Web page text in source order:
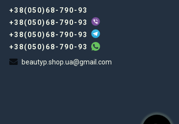
+38(050)68-790-93
+38(050)68-790-93
+38(050)68-790-93
+38(050)68-790-93
beautyp.shop.ua@gmail.com